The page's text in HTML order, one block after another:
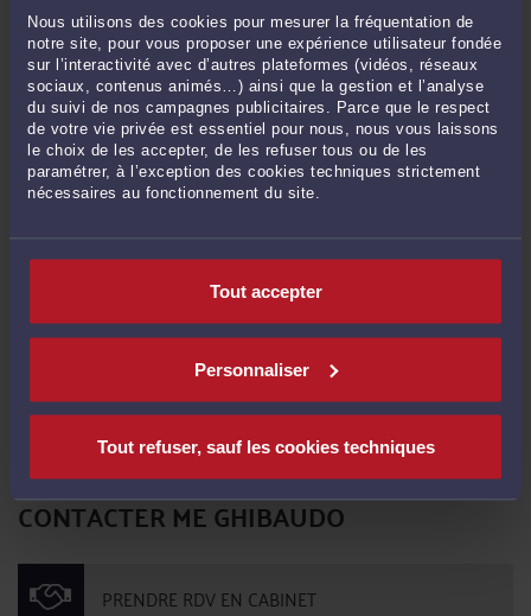
Nous utilisons des cookies pour mesurer la fréquentation de
notre site, pour vous proposer une expérience utilisateur fondée
sur l’interactivité avec d’autres plateformes (vidéos, réseaux
sociaux, contenus animés…) ainsi que la gestion et l’analyse
du suivi de nos campagnes publicitaires. Parce que le respect
de votre vie privée est essentiel pour nous, nous vous laissons
le choix de les accepter, de les refuser tous ou de les
paramétrer, à l’exception des cookies techniques strictement
nécessaires au fonctionnement du site.
Tout accepter
Personnaliser
Tout refuser, sauf les cookies techniques
LA CRCI ET LA CCI
ParCarole GHIBAUDO
régionale ou interrégionale pour permettre la création de commissions
supplémentaires dans une même région, ceci pour ...Lire la suite >
Il n'y a plus d'élément à afficher
CONTACTER ME GHIBAUDO
PRENDRE RDV EN CABINET